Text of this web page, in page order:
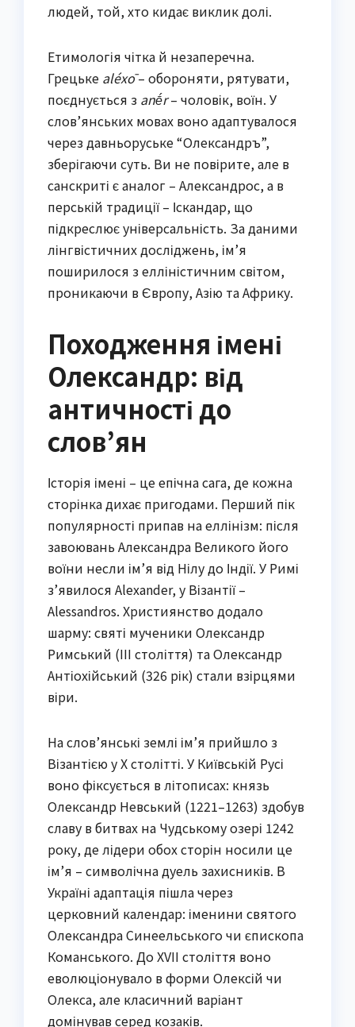
людей, той, хто кидає виклик долі.
Етимологія чітка й незаперечна.
Грецьке aléxō– обороняти, рятувати,
поєднується з anḗr– чоловік, воїн. У
слов’янських мовах воно адаптувалося
через давньоруське “Олександръ”,
зберігаючи суть. Ви не повірите, але в
санскриті є аналог – Александрос, а в
перській традиції – Іскандар, що
підкреслює універсальність. За даними
лінгвістичних досліджень, ім’я
поширилося з елліністичним світом,
проникаючи в Європу, Азію та Африку.
Походження імені
Олександр: від
античності до
слов’ян
Історія імені – це епічна сага, де кожна
сторінка дихає пригодами. Перший пік
популярності припав на еллінізм: після
завоювань Александра Великого його
воїни несли ім’я від Нілу до Індії. У Римі
з’явилося Alexander, у Візантії –
Alessandros. Християнство додало
шарму: святі мученики Олександр
Римський (III століття) та Олександр
Антіохійський (326 рік) стали взірцями
віри.
На слов’янські землі ім’я прийшло з
Візантією у X столітті. У Київській Русі
воно фіксується в літописах: князь
Олександр Невський (1221–1263) здобув
славу в битвах на Чудському озері 1242
року, де лідери обох сторін носили це
ім’я – символічна дуель захисників. В
Україні адаптація пішла через
церковний календар: іменини святого
Олександра Синеельського чи єпископа
Команського. До XVII століття воно
еволюціонувало в форми Олексій чи
Олекса, але класичний варіант
домінував серед козаків.